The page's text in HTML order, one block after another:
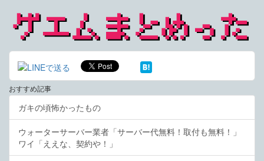
おすすめ記事
ガキの頃怖かったもの
ウォーターサーバー業者「サーバー代無料！取付も無料！」
ワイ「ええな、契約や！」